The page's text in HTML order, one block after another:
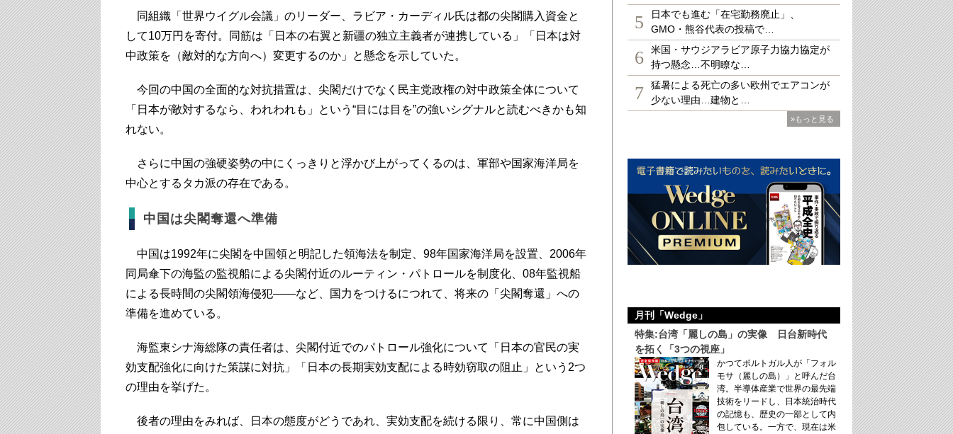
同組織「世界ウイグル会議」のリーダー、ラビア・カーディル氏は都の尖閣購入資金と
して10万円を寄付。同筋は「日本の右翼と新疆の独立主義者が連携している」「日本は対
中政策を（敵対的な方向へ）変更するのか」と懸念を示していた。
今回の中国の全面的な対抗措置は、尖閣だけでなく民主党政権の対中政策全体について
「日本が敵対するなら、われわれも」という“目には目を”の強いシグナルと読むべきかも知
れない。
さらに中国の強硬姿勢の中にくっきりと浮かび上がってくるのは、軍部や国家海洋局を
中心とするタカ派の存在である。
中国は尖閣奪還へ準備
中国は1992年に尖閣を中国領と明記した領海法を制定、98年国家海洋局を設置、2006年
同局傘下の海監の監視船による尖閣付近のルーティン・パトロールを制度化、08年監視船
による長時間の尖閣領海侵犯――など、国力をつけるにつれて、将来の「尖閣奪還」への
準備を進めている。
海監東シナ海総隊の責任者は、尖閣付近でのパトロール強化について「日本の官民の実
効支配強化に向けた策謀に対抗」「日本の長期実効支配による時効窃取の阻止」という2つ
の理由を挙げた。
後者の理由をみれば、日本の態度がどうであれ、実効支配を続ける限り、常に中国側は
5
日本でも進む「在宅勤務廃止」、
GMO・熊谷代表の投稿で…
6
米国・サウジアラビア原子力協力協定が
持つ懸念…不明瞭な…
7
猛暑による死亡の多い欧州でエアコンが
少ない理由…建物と…
»もっと見る
月刊「Wedge」
特集:台湾「麗しの島」の実像 日台新時代
を拓く「3つの視座」
かつてポルトガル人が「フォル
モサ（麗しの島）」と呼んだ台
湾。半導体産業で世界の最先端
技術をリードし、日本統治時代
の記憶も、歴史の一部として内
包している。一方で、現在は米